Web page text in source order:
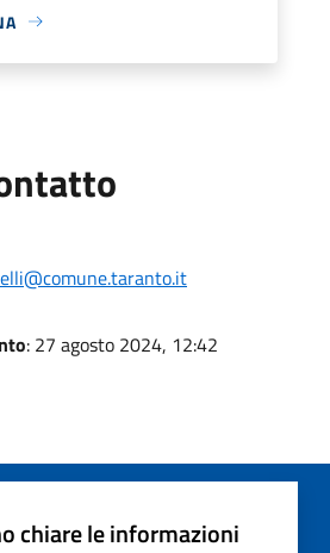
: 27 agosto 2024, 12:42
chiare le informazioni